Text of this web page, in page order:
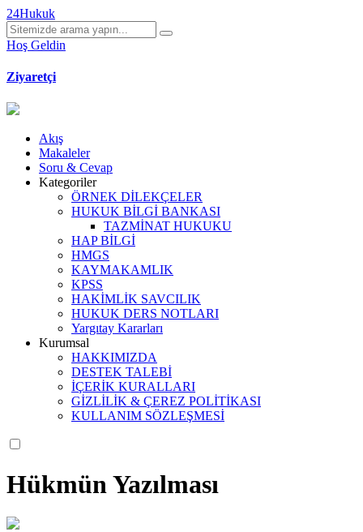
24Hukuk
Hoş Geldin
Ziyaretçi
Akış
Makaleler
Soru & Cevap
Kategoriler
ÖRNEK DİLEKÇELER
HUKUK BİLGİ BANKASI
TAZMİNAT HUKUKU
HAP BİLGİ
HMGS
KAYMAKAMLIK
KPSS
HAKİMLİK SAVCILIK
HUKUK DERS NOTLARI
Yargıtay Kararları
Kurumsal
HAKKIMIZDA
DESTEK TALEBİ
İÇERİK KURALLARI
GİZLİLİK & ÇEREZ POLİTİKASI
KULLANIM SÖZLEŞMESİ
Hükmün Yazılması